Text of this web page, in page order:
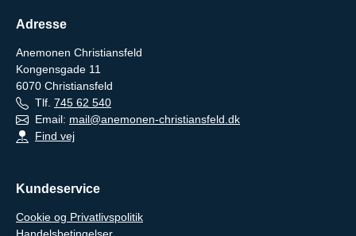
Adresse
Anemonen Christiansfeld
Kongensgade 11
6070 Christiansfeld
Tlf. 745 62 540
Email: mail@anemonen-christiansfeld.dk
Find vej
Kundeservice
Cookie og Privatlivspolitik
Handelsbetingelser